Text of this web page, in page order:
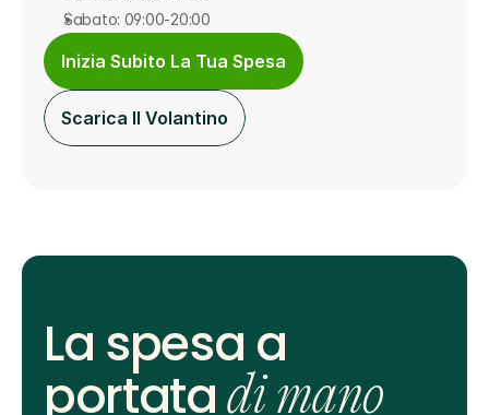
Sabato: 09:00-20:00
Inizia Subito La Tua Spesa
Scarica Il Volantino
La spesa a
portatadi mano